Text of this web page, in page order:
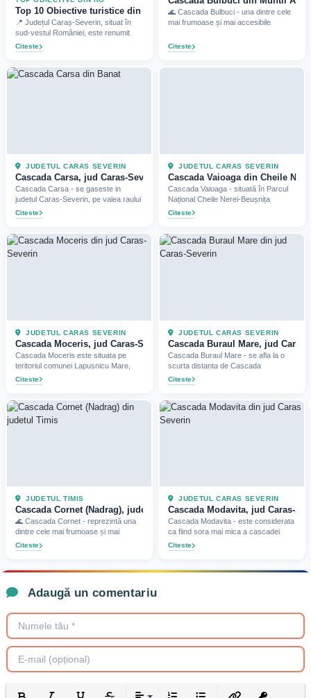
Top 10 Obiective turistice din judetul Caras-Severin (2025)
📍 Județul Caraș-Severin, situat în
sud-vestul României, este renumit
Citeste
🌊 Cascada Bulbuci - una dintre cele
mai frumoase și mai accesibile
Citeste
JUDETUL CARAS SEVERIN
Cascada Carsa, jud Caras-Severin (2024)
Cascada Carsa - se gaseste in
judetul Caras-Severin, pe valea raului
Citeste
JUDETUL CARAS SEVERIN
Cascada Vaioaga din Cheile
Cascada Vaioaga - situată în Parcul
Național Cheile Nerei-Beușnița
Citeste
JUDETUL CARAS SEVERIN
Cascada Moceris, jud Caras-Severin (2020)
Cascada Moceris este situata pe
teritoriul comunei Lapusnicu Mare,
Citeste
JUDETUL CARAS SEVERIN
Cascada Buraul Mare, jud Caras-
Cascada Buraul Mare - se afla la o
scurta distanta de Cascada
Citeste
JUDETUL TIMIS
Cascada Cornet (Nadrag), judetul Timis (2026)
🌊 Cascada Cornet - reprezintă una
dintre cele mai frumoase și mai
Citeste
JUDETUL CARAS SEVERIN
Cascada Modavita, jud Caras-
Cascada Modavita - este considerata
ca fiind sora mai mica a cascadei
Citeste
Adaugă un comentariu